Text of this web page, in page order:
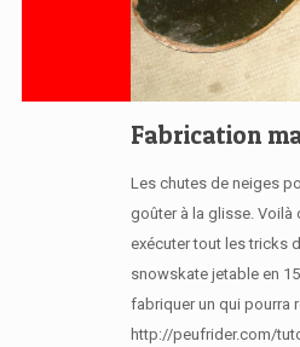
Fabrication
Les chutes de neiges
goûter à la glisse.
exécuter tout les tricks
snowskate jetable en
fabriquer un qui pourra
http://peufrider.com/